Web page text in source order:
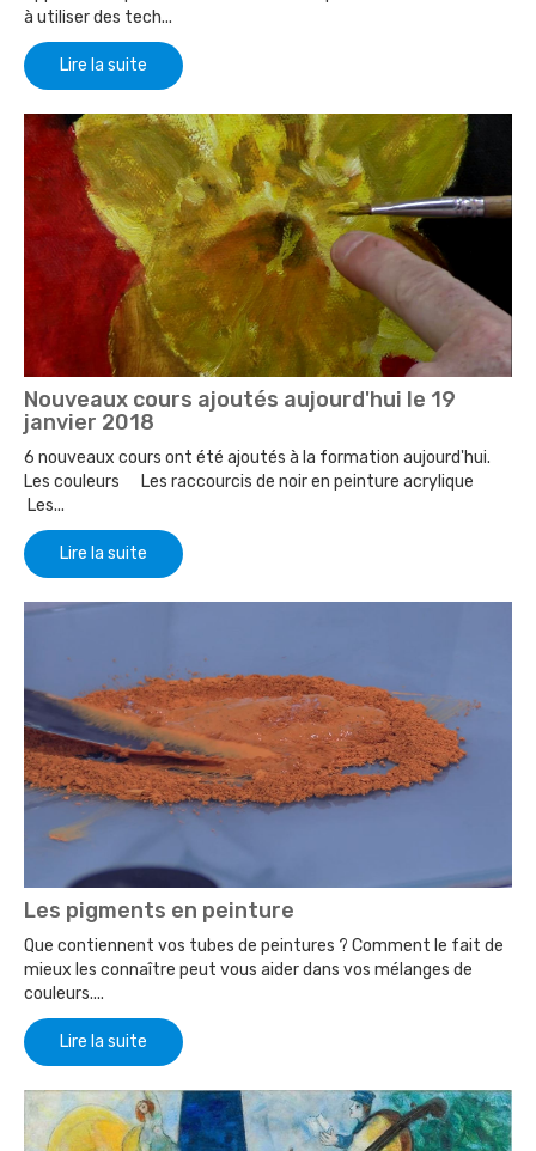
à utiliser des tech...
Lire la suite
Nouveaux cours ajoutés aujourd'hui le 19
janvier 2018
6 nouveaux cours ont été ajoutés à la formation aujourd'hui.
Les couleurs Les raccourcis de noir en peinture acrylique
Les...
Lire la suite
Les pigments en peinture
Que contiennent vos tubes de peintures ? Comment le fait de
mieux les connaître peut vous aider dans vos mélanges de
couleurs....
Lire la suite